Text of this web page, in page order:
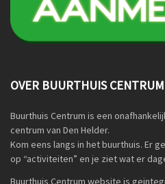
OVER BUURTHUIS CENTRUM
Buurthuis Centrum is een
centrum van Den Helder.
Kom eens langs in het buurthuis. Er
op “activiteiten” en je ziet wat er
Buurthuis Centrum website is